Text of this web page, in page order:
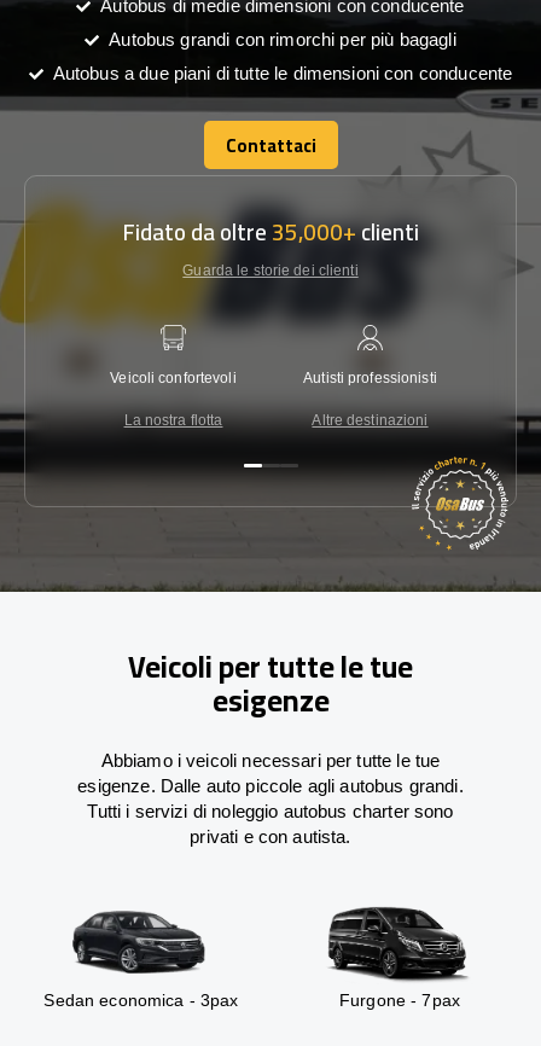
Autobus di medie dimensioni con conducente
Autobus grandi con rimorchi per più bagagli
Autobus a due piani di tutte le dimensioni con conducente
Contattaci
Contattaci
Fidato da oltre35,000+clienti
Guarda le storie dei clienti
Veicoli confortevoli
La nostra flotta
Autisti professionisti
Altre destinazioni
Veicoli per tutte le tue
esigenze
Abbiamo i veicoli necessari per tutte le tue
esigenze. Dalle auto piccole agli autobus grandi.
Tutti i servizi di noleggio autobus charter sono
privati e con autista.
Sedan economica - 3pax Furgone - 7pax